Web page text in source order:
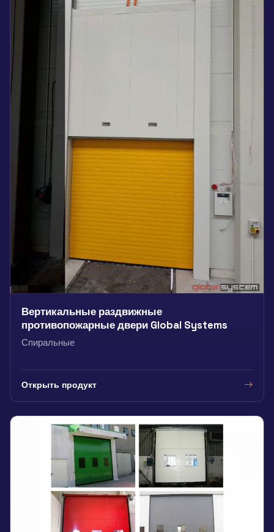
Вертикальные раздвижные
противопожарные двери Global Systems
Спиральные
Открыть продукт